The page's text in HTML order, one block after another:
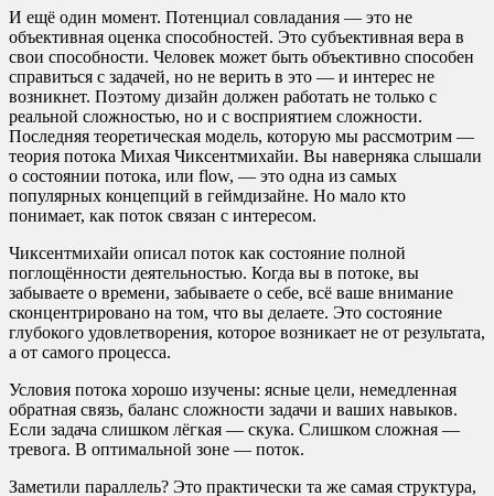
И ещё один момент. Потенциал совладания — это не
объективная оценка способностей. Это субъективная вера в
свои способности. Человек может быть объективно способен
справиться с задачей, но не верить в это — и интерес не
возникнет. Поэтому дизайн должен работать не только с
реальной сложностью, но и с восприятием сложности.
Последняя теоретическая модель, которую мы рассмотрим —
теория потока Михая Чиксентмихайи. Вы наверняка слышали
о состоянии потока, или flow, — это одна из самых
популярных концепций в геймдизайне. Но мало кто
понимает, как поток связан с интересом.
Чиксентмихайи описал поток как состояние полной
поглощённости деятельностью. Когда вы в потоке, вы
забываете о времени, забываете о себе, всё ваше внимание
сконцентрировано на том, что вы делаете. Это состояние
глубокого удовлетворения, которое возникает не от результата,
а от самого процесса.
Условия потока хорошо изучены: ясные цели, немедленная
обратная связь, баланс сложности задачи и ваших навыков.
Если задача слишком лёгкая — скука. Слишком сложная —
тревога. В оптимальной зоне — поток.
Заметили параллель? Это практически та же самая структура,